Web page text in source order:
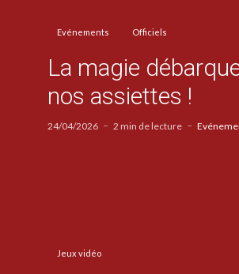
Evénements Officiels
La magie
nos assiettes !
24/04/2026 2 min de lecture
Jeux vidéo